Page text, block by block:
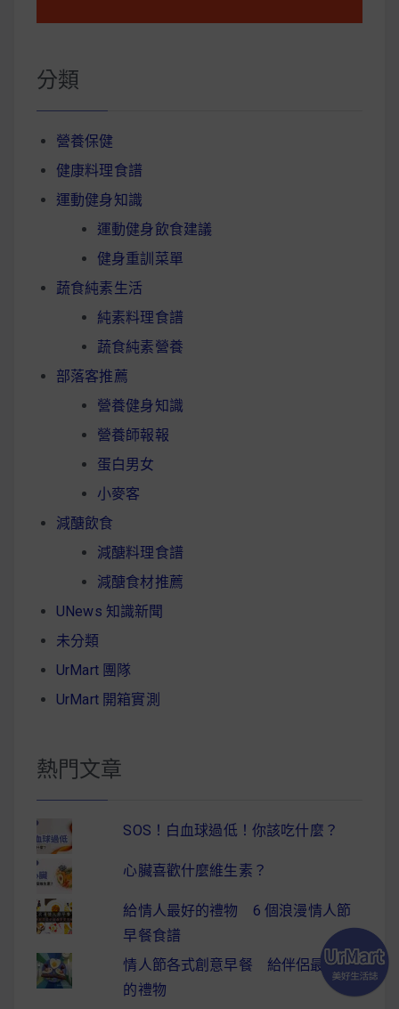
分類
營養保健
健康料理食譜
運動健身知識
運動健身飲食建議
健身重訓菜單
蔬食純素生活
純素料理食譜
蔬食純素營養
部落客推薦
營養健身知識
營養師報報
蛋白男女
小麥客
減醣飲食
減醣料理食譜
減醣食材推薦
UNews 知識新聞
未分類
UrMart 團隊
UrMart 開箱實測
熱門文章
SOS！白血球過低！你該吃什麼？
心臟喜歡什麼維生素？
給情人最好的禮物 6 個浪漫情人節
早餐食譜
情人節各式創意早餐 給伴侶最驚喜
的禮物